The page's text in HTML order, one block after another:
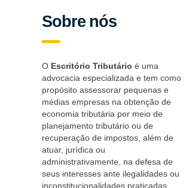
Sobre nós
O Escritório Tributário é uma
advocacia especializada e tem como
propósito assessorar pequenas e
médias empresas na obtenção de
economia tributária por meio de
planejamento tributário ou de
recuperação de impostos, além de
atuar, jurídica ou
administrativamente, na defesa de
seus interesses ante ilegalidades ou
inconstitucionalidades praticadas